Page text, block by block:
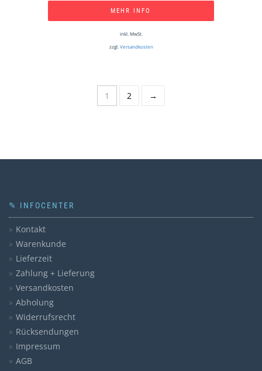
MEHR INFO
inkl. MwSt.
zzgl. Versandkosten
1 2 →
✎ INFOCENTER
Kontakt
Warenkunde
Lieferzeit
Zahlung + Lieferung
Versandkosten
Abholung
Widerrufsrecht
Rücksendungen
Impressum
AGB